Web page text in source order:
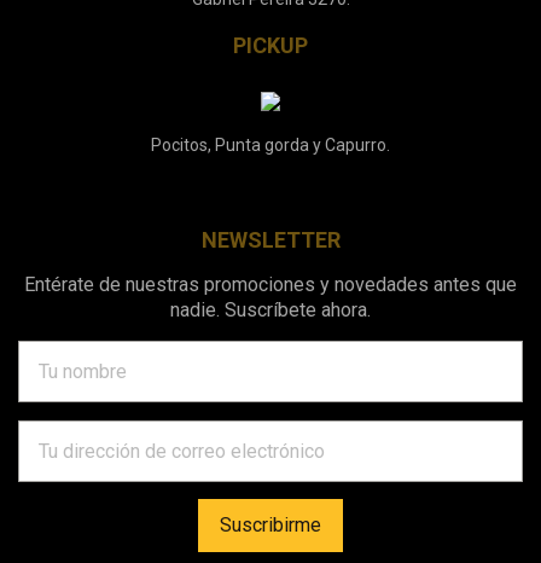
PICKUP
Pocitos, Punta gorda y Capurro.
NEWSLETTER
Entérate de nuestras promociones y novedades antes que
nadie. Suscríbete ahora.